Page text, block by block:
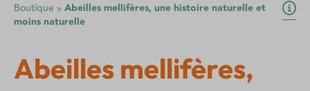
Boutique » Abeilles mellifères, une histoire naturelle et
moins naturelle
Abeilles mellifères,